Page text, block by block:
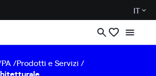
IT
PA Prodotti e Servizi